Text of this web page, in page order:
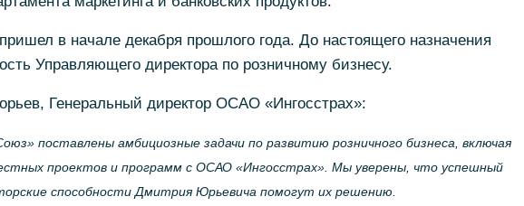
в начале декабря прошлого года. До настоящего назначения
Управляющего директора по розничному бизнесу.
Генеральный директор ОСАО «Ингосстрах»:
поставлены амбициозные задачи по развитию розничного бизнеса, включая
проектов и программ с ОСАО «Ингосстрах». Мы уверены, что успешный
способности Дмитрия Юрьевича помогут их решению.